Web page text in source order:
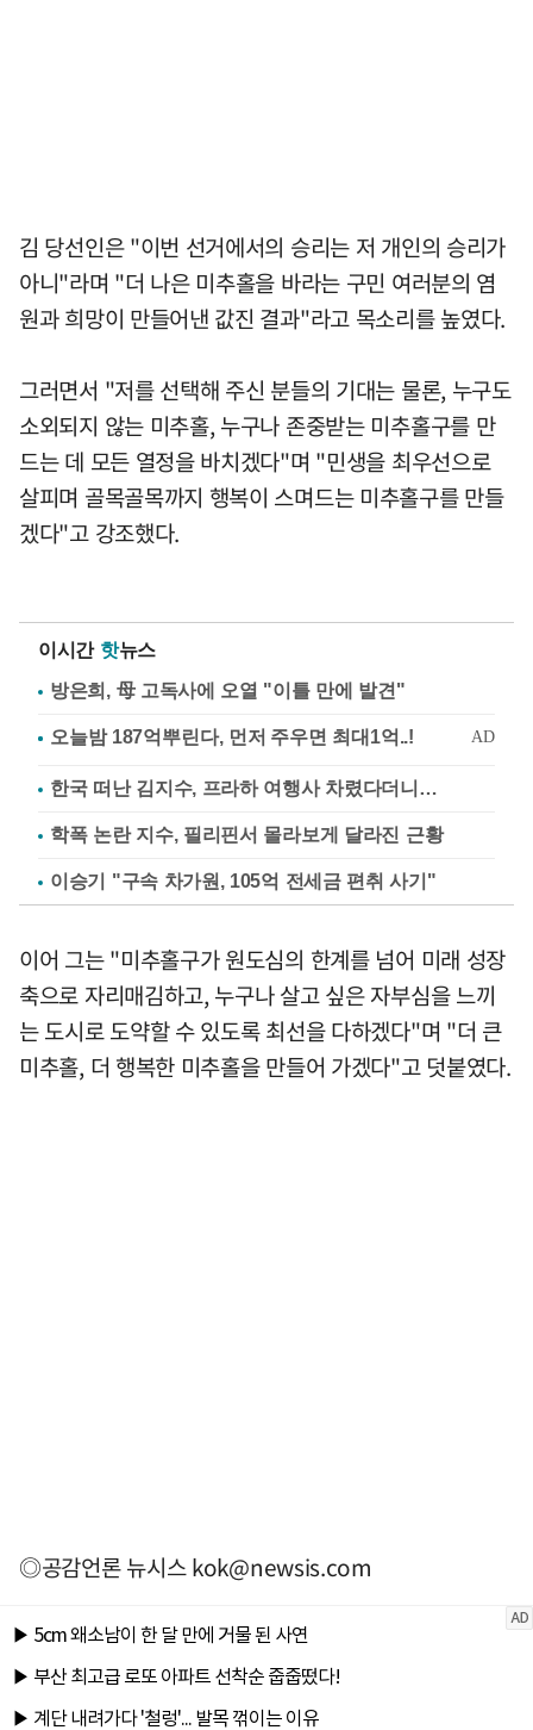
김 당선인은 "이번 선거에서의 승리는 저 개인의 승리가
아니"라며 "더 나은 미추홀을 바라는 구민 여러분의 염
원과 희망이 만들어낸 값진 결과"라고 목소리를 높였다.
그러면서 "저를 선택해 주신 분들의 기대는 물론, 누구도
소외되지 않는 미추홀, 누구나 존중받는 미추홀구를 만
드는 데 모든 열정을 바치겠다"며 "민생을 최우선으로
살피며 골목골목까지 행복이 스며드는 미추홀구를 만들
겠다"고 강조했다.
이시간 핫뉴스
방은희, 母 고독사에 오열 "이틀 만에 발견"
한국 떠난 김지수, 프라하 여행사 차렸다더니…
학폭 논란 지수, 필리핀서 몰라보게 달라진 근황
이승기 "구속 차가원, 105억 전세금 편취 사기"
이어 그는 "미추홀구가 원도심의 한계를 넘어 미래 성장
축으로 자리매김하고, 누구나 살고 싶은 자부심을 느끼
는 도시로 도약할 수 있도록 최선을 다하겠다"며 "더 큰
미추홀, 더 행복한 미추홀을 만들어 가겠다"고 덧붙였다.
◎공감언론 뉴시스kok@newsis.com